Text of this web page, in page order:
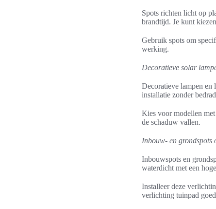
Spots richten licht op
brandtijd. Je kunt
Gebruik spots om
werking.
Decoratieve solar
Decoratieve lampen en
installatie zonder
Kies voor modellen
de schaduw vallen.
Inbouw- en grondspots
Inbouwspots en
waterdicht met een
Installeer deze
verlichting tuinpad